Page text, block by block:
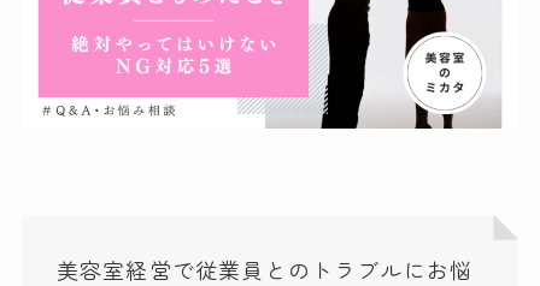
美容室経営で従業員とのトラブルにお悩